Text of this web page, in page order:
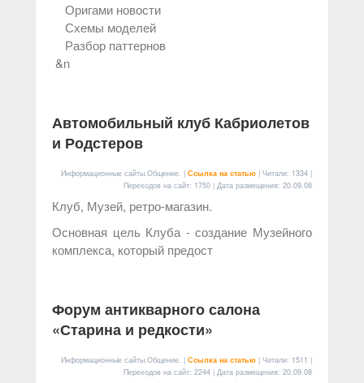
Оригами новости
Схемы моделей
Разбор паттернов
&n
Автомобильный клуб Кабриолетов
и Родстеров
Информационные сайты.Общение. | Ссылка на статью | Читали: 1334 |
Переходов на сайт: 1750 | Дата размещения: 20.09.08
Клуб, Музей, ретро-магазин.
Основная цель Клуба - создание Музейного
комплекса, который предост
Форум антикварного салона
«Старина и редкости»
Информационные сайты.Общение. | Ссылка на статью | Читали: 1511 |
Переходов на сайт: 2244 | Дата размещения: 20.09.08